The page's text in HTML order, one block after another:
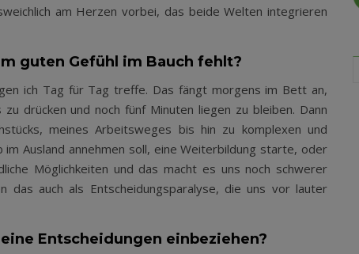
am Herzen vorbei, das beide Welten integrieren
guten Gefühl im Bauch fehlt?
ich Tag für Tag treffe. Das fängt morgens im Bett an,
drücken und noch fünf Minuten liegen zu bleiben. Dann
meines Arbeitsweges bis hin zu komplexen und
im Ausland annehmen soll, eine Weiterbildung starte, oder
Möglichkeiten und das macht es uns noch schwerer
das auch als Entscheidungsparalyse, die uns vor lauter
Entscheidungen einbeziehen?